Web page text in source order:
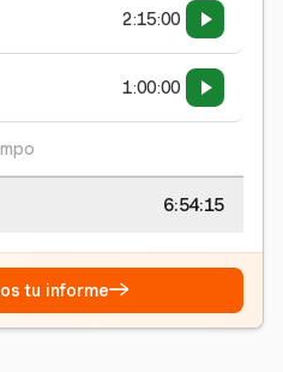
2:15:00
1:00:00
6:54:15
tu informe→